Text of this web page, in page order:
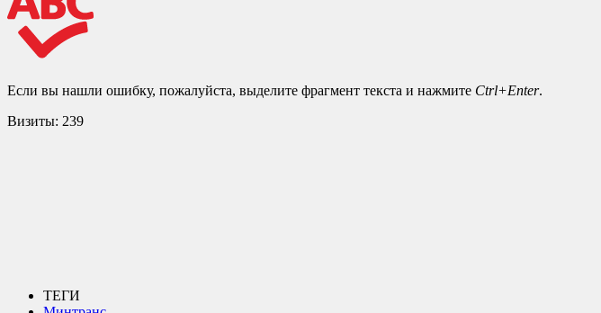
Если вы нашли ошибку, пожалуйста, выделите фрагмент текста и нажмите Ctrl+Enter.
Визиты: 239
ТЕГИ